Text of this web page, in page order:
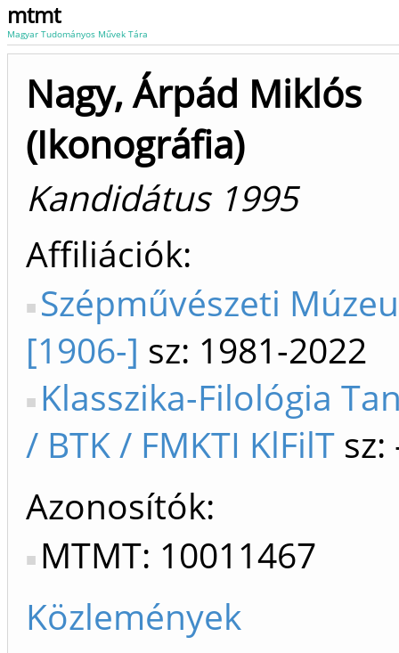
mtmt
Magyar Tudományos Művek Tára
Nagy, Árpád Miklós
(Ikonográfia)
Kandidátus 1995
Affiliációk
Szépművészeti
[1906-] sz: 1981-2022
Klasszika-Filológia
/ BTK / FMKTI KlFilT sz:
Azonosítók
MTMT: 10011467
Közlemények